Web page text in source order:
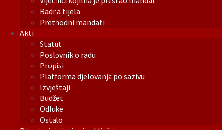
Radna tijela
Prethodni mandati
Akti
Statut
Poslovnik o radu
Propisi
Platforma djelovanja po sazivu
Izvještaji
Budžet
Odluke
Ostalo